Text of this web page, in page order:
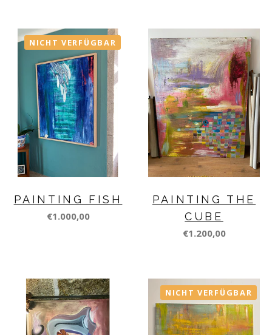
NICHT VERFÜGBAR
PAINTING FISH
€1.000,00
PAINTING THE
CUBE
€1.200,00
NICHT VERFÜGBAR